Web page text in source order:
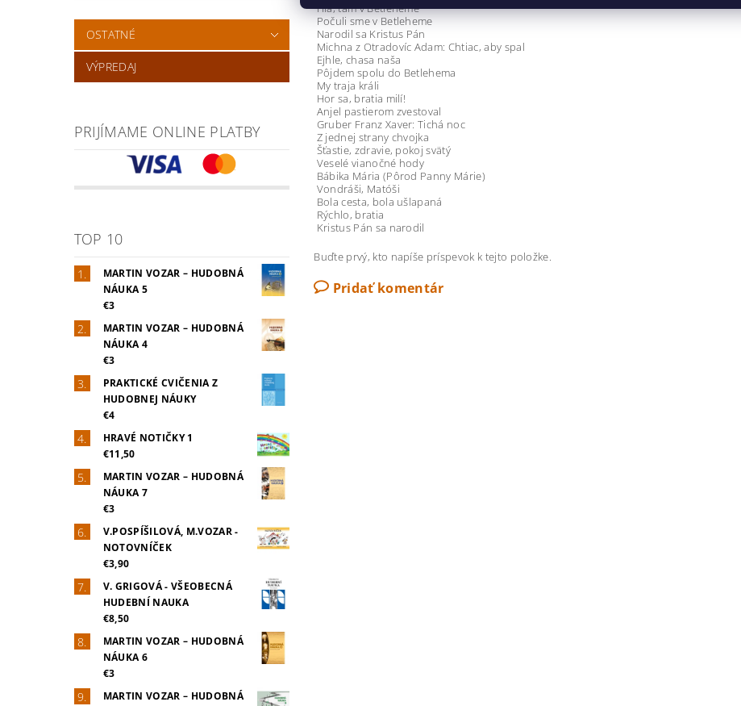
OSTATNÉ
VÝPREDAJ
PRIJÍMAME ONLINE PLATBY
TOP 10
MARTIN VOZAR – HUDOBNÁ
NÁUKA 5
€3
MARTIN VOZAR – HUDOBNÁ
NÁUKA 4
€3
PRAKTICKÉ CVIČENIA Z
HUDOBNEJ NÁUKY
€4
HRAVÉ NOTIČKY 1
€11,50
MARTIN VOZAR – HUDOBNÁ
NÁUKA 7
€3
V.POSPÍŠILOVÁ, M.VOZAR -
NOTOVNÍČEK
€3,90
V. GRIGOVÁ - VŠEOBECNÁ
HUDEBNÍ NAUKA
€8,50
MARTIN VOZAR – HUDOBNÁ
NÁUKA 6
€3
MARTIN VOZAR – HUDOBNÁ
Hľa, tam v Betleheme
Počuli sme v Betleheme
Narodil sa Kristus Pán
Michna z Otradovíc Adam: Chtiac, aby spal
Ejhle, chasa naša
Pôjdem spolu do Betlehema
My traja králi
Hor sa, bratia milí!
Anjel pastierom zvestoval
Gruber Franz Xaver: Tichá noc
Z jednej strany chvojka
Šťastie, zdravie, pokoj svätý
Veselé vianočné hody
Bábika Mária (Pôrod Panny Márie)
Vondráši, Matóši
Bola cesta, bola ušlapaná
Rýchlo, bratia
Kristus Pán sa narodil
Buďte prvý, kto napíše príspevok k tejto položke.
Pridať komentár